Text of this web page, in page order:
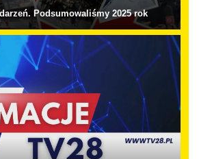
Podsumowaliśmy 2025 rok